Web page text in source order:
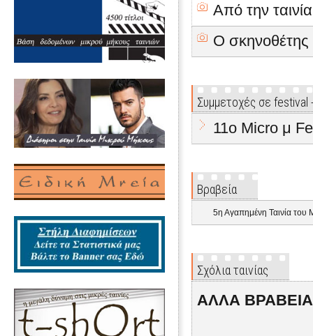
Από την ταινία
Ο σκηνοθέτης
Συμμετοχές σε
11ο Micro μ
Βραβεία
5η Αγαπημένη Ταινία του
Σχόλια ταινίας
ΑΛΛΑ